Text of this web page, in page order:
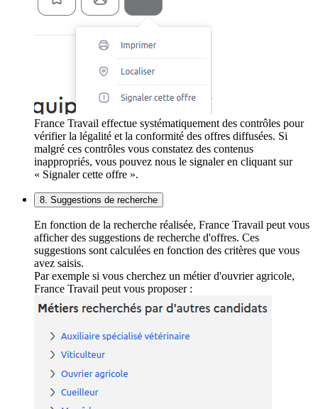
France Travail effectue systématiquement des contrôles pour
vérifier la légalité et la conformité des offres diffusées. Si
malgré ces contrôles vous constatez des contenus
inappropriés, vous pouvez nous le signaler en cliquant sur
« Signaler cette offre ».
8. Suggestions de recherche
En fonction de la recherche réalisée, France Travail peut vous
afficher des suggestions de recherche d'offres. Ces
suggestions sont calculées en fonction des critères que vous
avez saisis.
Par exemple si vous cherchez un métier d'ouvrier agricole,
France Travail peut vous proposer :